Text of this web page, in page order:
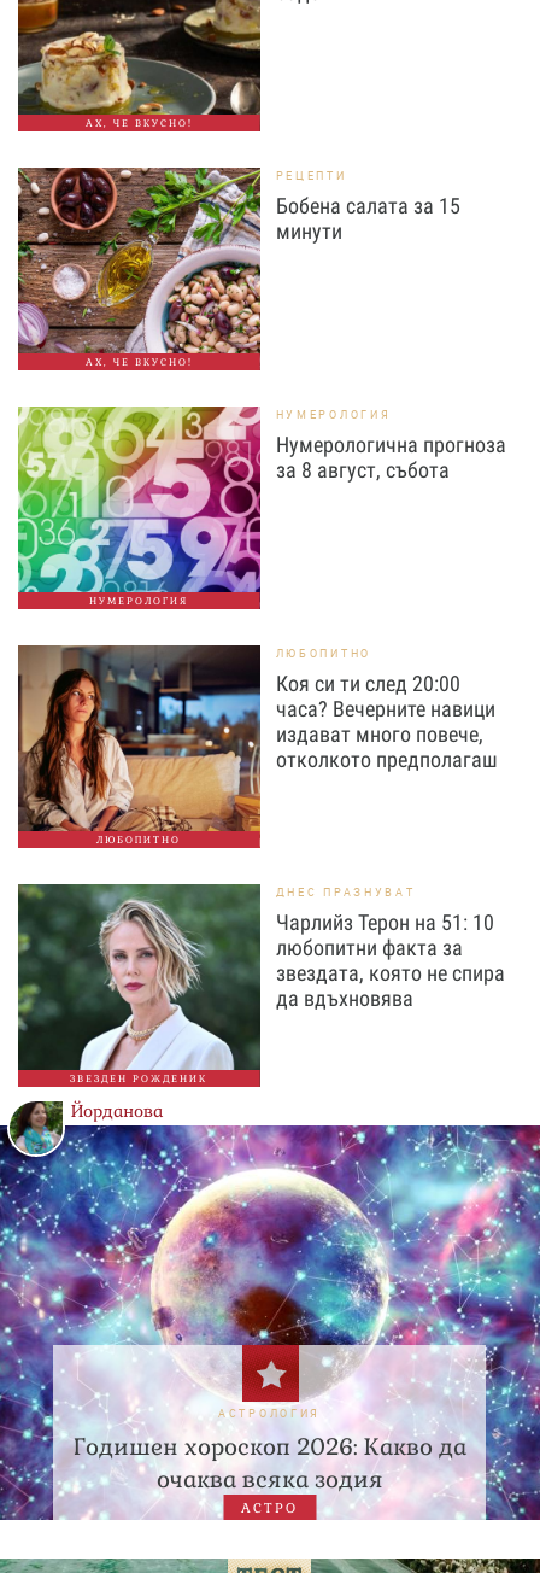
АХ, ЧЕ ВКУСНО!
АХ, ЧЕ ВКУСНО!
РЕЦЕПТИ
Бобена салата за 15
минути
НУМЕРОЛОГИЯ
НУМЕРОЛОГИЯ
Нумерологична прогноза
за 8 август, събота
ЛЮБОПИТНО
ЛЮБОПИТНО
Коя си ти след 20:00
часа? Вечерните навици
издават много повече,
отколкото предполагаш
ЗВЕЗДЕН РОЖДЕНИК
ДНЕС ПРАЗНУВАТ
Чарлийз Терон на 51: 10
любопитни факта за
звездата, която не спира
да вдъхновява
Йорданова
АСТРОЛОГИЯ
Годишен хороскоп 2026: Какво да
очаква всяка зодия
АСТРО